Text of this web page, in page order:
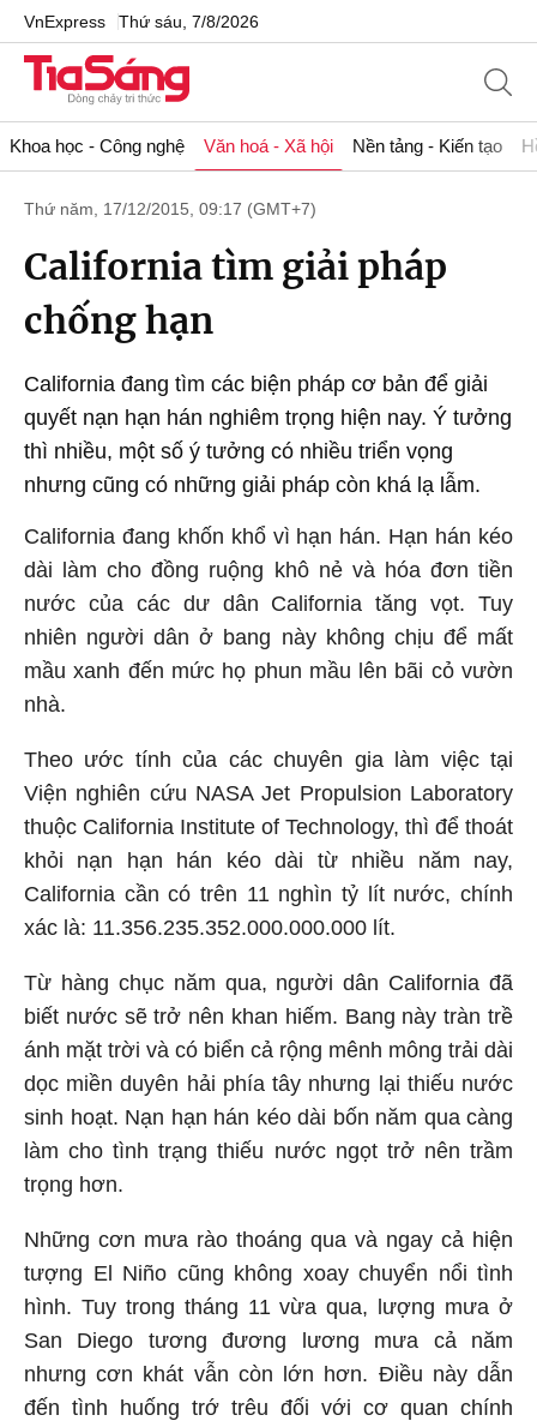
VnExpress Thứ sáu, 7/8/2026
Khoa học - Công nghệ Văn hoá - Xã hội Nền tảng - Kiến tạo
Thứ năm, 17/12/2015, 09:17 (GMT+7)
California tìm giải pháp
chống hạn
California đang tìm các biện pháp cơ bản để giải
quyết nạn hạn hán nghiêm trọng hiện nay. Ý tưởng
thì nhiều, một số ý tưởng có nhiều triển vọng
nhưng cũng có những giải pháp còn khá lạ lẫm.
California đang khốn khổ vì hạn hán. Hạn hán kéo
dài làm cho đồng ruộng khô nẻ và hóa đơn tiền
nước của các dư dân California tăng vọt. Tuy
nhiên người dân ở bang này không chịu để mất
mầu xanh đến mức họ phun mầu lên bãi cỏ vườn
nhà.
Theo ước tính của các chuyên gia làm việc tại
Viện nghiên cứu NASA Jet Propulsion Laboratory
thuộc California Institute of Technology, thì để thoát
khỏi nạn hạn hán kéo dài từ nhiều năm nay,
California cần có trên 11 nghìn tỷ lít nước, chính
xác là: 11.356.235.352.000.000.000 lít.
Từ hàng chục năm qua, người dân California đã
biết nước sẽ trở nên khan hiếm. Bang này tràn trề
ánh mặt trời và có biển cả rộng mênh mông trải dài
dọc miền duyên hải phía tây nhưng lại thiếu nước
sinh hoạt. Nạn hạn hán kéo dài bốn năm qua càng
làm cho tình trạng thiếu nước ngọt trở nên trầm
trọng hơn.
Những cơn mưa rào thoáng qua và ngay cả hiện
tượng El Niño cũng không xoay chuyển nổi tình
hình. Tuy trong tháng 11 vừa qua, lượng mưa ở
San Diego tương đương lương mưa cả năm
nhưng cơn khát vẫn còn lớn hơn. Điều này dẫn
đến tình huống trớ trêu đối với cơ quan chính